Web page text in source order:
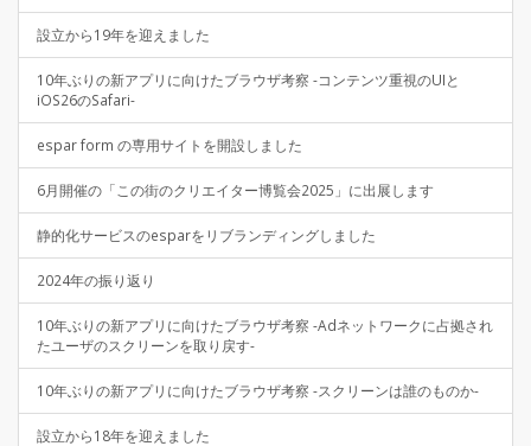
設立から19年を迎えました
10年ぶりの新アプリに向けたブラウザ考察 -コンテンツ重視のUIと
iOS26のSafari-
espar form の専用サイトを開設しました
6月開催の「この街のクリエイター博覧会2025」に出展します
静的化サービスのesparをリブランディングしました
2024年の振り返り
10年ぶりの新アプリに向けたブラウザ考察 -Adネットワークに占拠され
たユーザのスクリーンを取り戻す-
10年ぶりの新アプリに向けたブラウザ考察 -スクリーンは誰のものか-
設立から18年を迎えました